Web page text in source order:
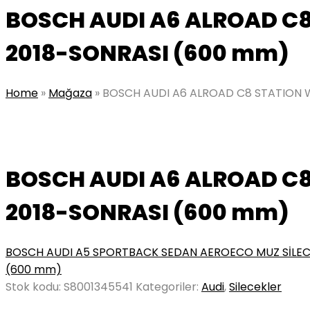
BOSCH AUDI A6 ALROAD
2018-SONRASI (600 mm)
Home » Mağaza » BOSCH AUDI A6 ALROAD C8 STATION
BOSCH AUDI A6 ALROAD
2018-SONRASI (600 mm)
BOSCH AUDI A5 SPORTBACK SEDAN AEROECO MUZ
(600 mm)
Stok kodu: S8001345541 Kategoriler: Audi,Silecekler